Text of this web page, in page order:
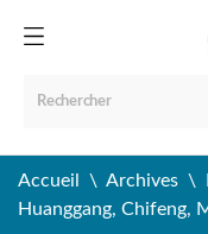
Accueil Archives
Huanggang, Chifeng,